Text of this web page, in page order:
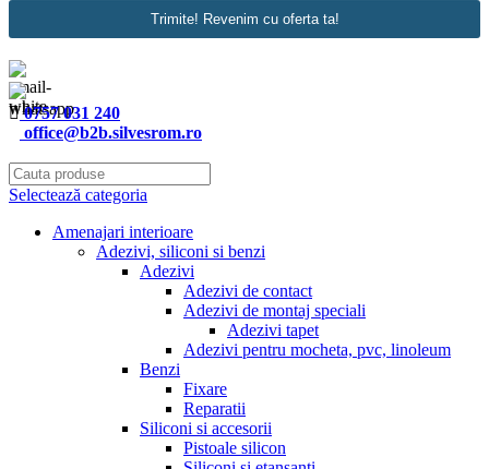
Trimite! Revenim cu oferta ta!
0757 031 240
office@b2b.silvesrom.ro
Selectează categoria
Amenajari interioare
Adezivi, siliconi si benzi
Adezivi
Adezivi de contact
Adezivi de montaj speciali
Adezivi tapet
Adezivi pentru mocheta, pvc, linoleum
Benzi
Fixare
Reparatii
Siliconi si accesorii
Pistoale silicon